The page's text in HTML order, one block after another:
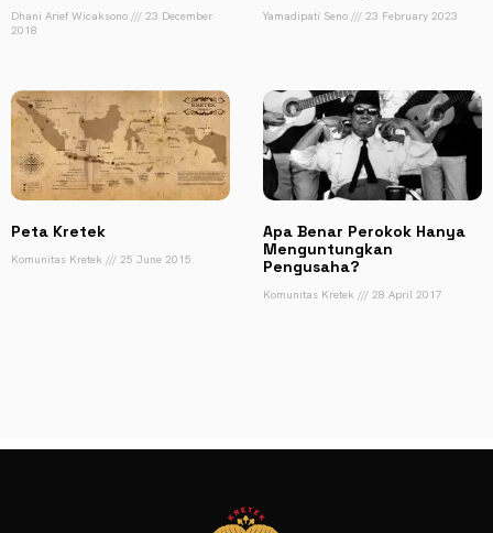
Dhani Arief Wicaksono
23 December
2018
Yamadipati Seno 23 February 2023
Peta Kretek
Komunitas Kretek 25 June 2015
Apa Benar Perokok Hanya
Menguntungkan
Pengusaha?
Komunitas Kretek 28 April 2017